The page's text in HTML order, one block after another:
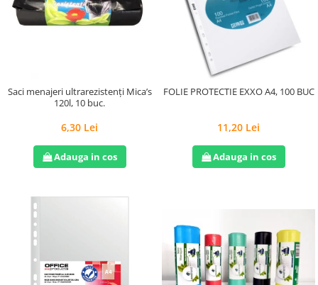
Saci menajeri ultrarezistenți Mica’s
120l, 10 buc.
6,30 Lei
Adauga in cos
FOLIE PROTECTIE EXXO A4, 100 BUC
11,20 Lei
Adauga in cos